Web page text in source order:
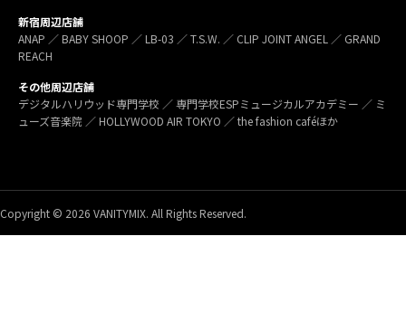
新宿周辺店舗
ANAP ／ BABY SHOOP ／ LB-03 ／ T.S.W. ／ CLIP JOINT ANGEL ／ GRAND
REACH
その他周辺店舗
デジタルハリウッド専門学校 ／ 専門学校ESPミュージカルアカデミー ／ ミ
ューズ音楽院 ／ HOLLYWOOD AIR TOKYO ／ the fashion caféほか
Copyright © 2026 VANITYMIX. All Rights Reserved.